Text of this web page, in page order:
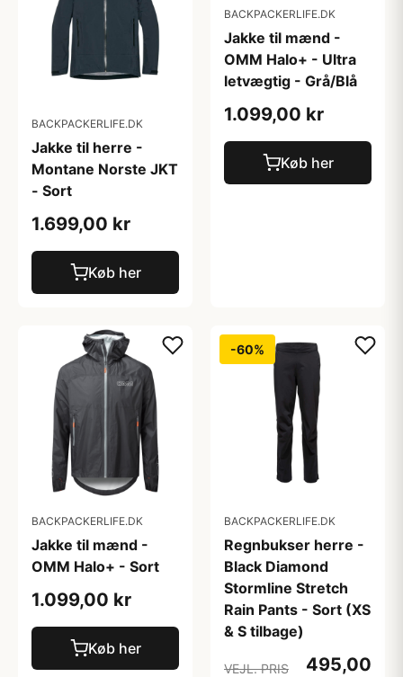
BACKPACKERLIFE.DK
Jakke til herre -
Montane Norste JKT
- Sort
1.699,00 kr
Køb her
BACKPACKERLIFE.DK
Jakke til mænd -
OMM Halo+ - Ultra
letvægtig - Grå/Blå
1.099,00 kr
Køb her
BACKPACKERLIFE.DK
Jakke til mænd -
OMM Halo+ - Sort
1.099,00 kr
Køb her
-60%
BACKPACKERLIFE.DK
Regnbukser herre -
Black Diamond
Stormline Stretch
Rain Pants - Sort (XS
& S tilbage)
VEJL. PRIS
495,00